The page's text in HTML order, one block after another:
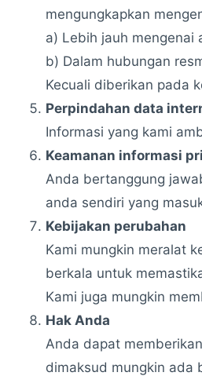
mengungkapkan
a) Lebih jauh mengenai
b) Dalam hubungan
Kecuali diberikan pada
Perpindahan data
Informasi yang kami
Keamanan informasi
Anda bertanggung
anda sendiri yang
Kebijakan perubahan
Kami mungkin meralat
berkala untuk
Kami juga mungkin
Hak Anda
Anda dapat
dimaksud mungkin ada